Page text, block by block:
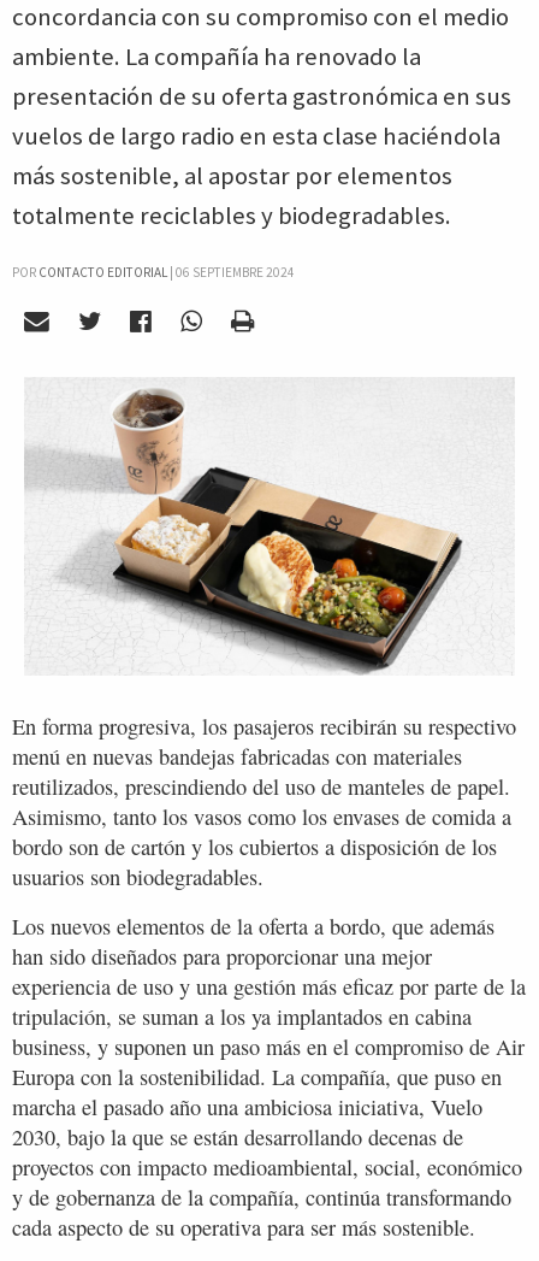
concordancia con su compromiso con el medio
ambiente. La compañía ha renovado la
presentación de su oferta gastronómica en sus
vuelos de largo radio en esta clase haciéndola
más sostenible, al apostar por elementos
totalmente reciclables y biodegradables.
POR CONTACTO EDITORIAL| 06 SEPTIEMBRE 2024
En forma progresiva, los pasajeros recibirán su respectivo
menú en nuevas bandejas fabricadas con materiales
reutilizados, prescindiendo del uso de manteles de papel.
Asimismo, tanto los vasos como los envases de comida a
bordo son de cartón y los cubiertos a disposición de los
usuarios son biodegradables.
Los nuevos elementos de la oferta a bordo, que además
han sido diseñados para proporcionar una mejor
experiencia de uso y una gestión más eficaz por parte de la
tripulación, se suman a los ya implantados en cabina
business, y suponen un paso más en el compromiso de Air
Europa con la sostenibilidad. La compañía, que puso en
marcha el pasado año una ambiciosa iniciativa, Vuelo
2030, bajo la que se están desarrollando decenas de
proyectos con impacto medioambiental, social, económico
y de gobernanza de la compañía, continúa transformando
cada aspecto de su operativa para ser más sostenible.